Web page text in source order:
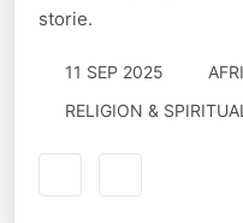
storie.
11 SEP 2025
RELIGION &